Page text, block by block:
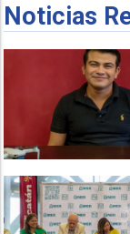
Noticias